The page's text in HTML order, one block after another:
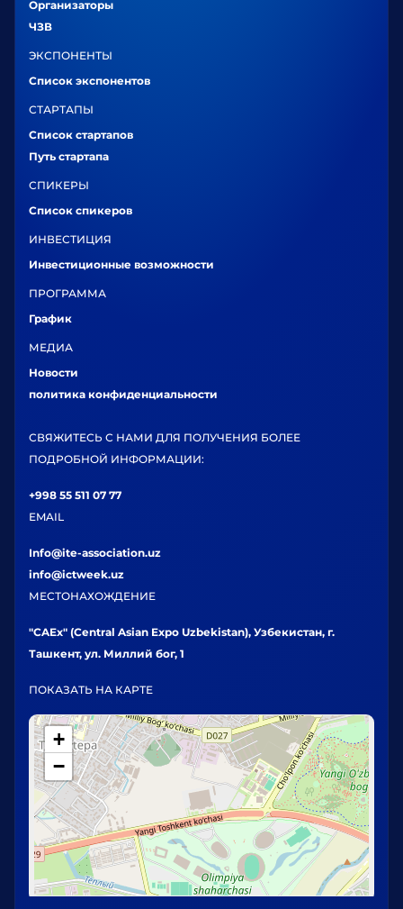
Организаторы
ЧЗВ
ЭКСПОНЕНТЫ
Список экспонентов
СТАРТАПЫ
Список стартапов
Путь стартапа
СПИКЕРЫ
Список спикеров
ИНВЕСТИЦИЯ
Инвестиционные возможности
ПРОГРАММА
График
МЕДИА
Новости
политика конфиденциальности
СВЯЖИТЕСЬ С НАМИ ДЛЯ ПОЛУЧЕНИЯ БОЛЕЕ
ПОДРОБНОЙ ИНФОРМАЦИИ:
+998 55 511 07 77
EMAIL
Info@ite-association.uz
info@ictweek.uz
МЕСТОНАХОЖДЕНИЕ
"CAEx" (Central Asian Expo Uzbekistan), Узбекистан, г.
Ташкент, ул. Миллий бог, 1
ПОКАЗАТЬ НА КАРТЕ
+
−